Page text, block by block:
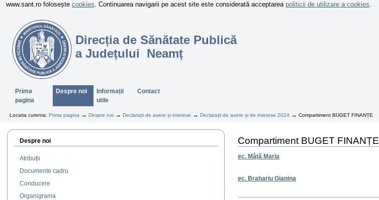
www.sant.ro folosește cookies. Continuarea navigarii pe acest site este considerată acceptarea politicii de utilizare a cookies.
Direcția de Sănătate Publică
a Județului Neamț
SectiuniPrima
pagina
Despre noi
Informații
utile
Contact
Locatia curenta: Prima pagina →Despre noi →Declarații de avere și interese →Declarații de avere și de interese 2024 →Compartiment BUGET FINANȚE
Despre noi
Atribuții
Documente cadru
Conducere
Organigrama
Compartiment BUGET FINANȚE
ec. Mâță Maria
ec. Brahariu Gianina